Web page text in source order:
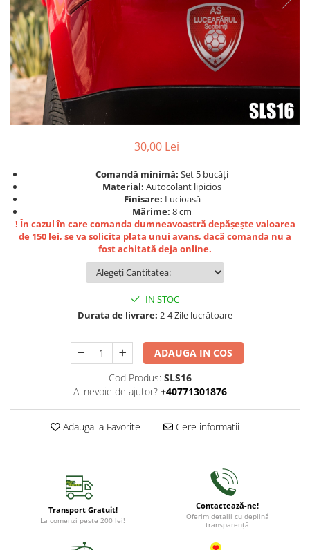
Bidoane si termosuri sportive
Sepci
Trofee
30,00 Lei
Comandă minimă: Set 5 bucăți
Material: Autocolant lipicios
Finisare: Lucioasă
Mărime: 8 cm
! În cazul în care comanda dumneavoastră depășește valoarea
de 150 lei, se va solicita plata unui avans, dacă comanda nu a
fost achitată deja online.
IN STOC
Durata de livrare: 2-4 Zile lucrătoare
ADAUGA IN COS
Cod Produs: SLS16
Ai nevoie de ajutor? +40771301876
Adauga la Favorite Cere informatii
Transport Gratuit!
La comenzi peste 200 lei!
Contactează-ne!
Oferim detalii cu deplină
transparență